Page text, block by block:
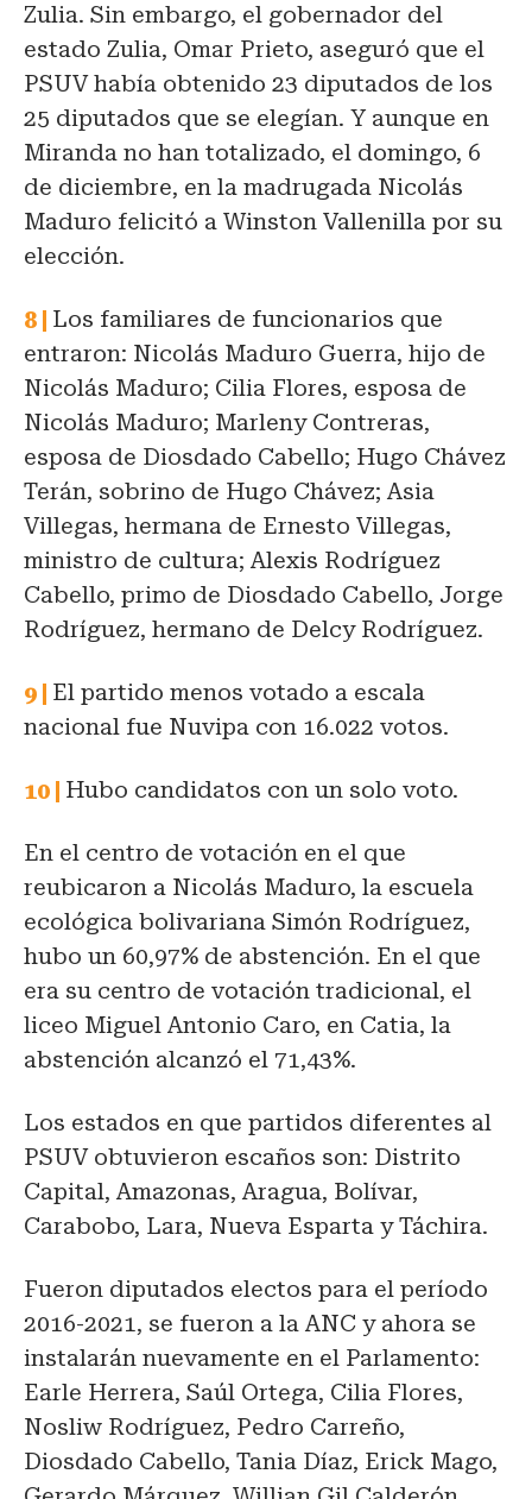
Zulia. Sin embargo, el gobernador del
estado Zulia, Omar Prieto, aseguró que el
PSUV había obtenido 23 diputados de los
25 diputados que se elegían. Y aunque en
Miranda no han totalizado, el domingo, 6
de diciembre, en la madrugada Nicolás
Maduro felicitó a Winston Vallenilla por su
elección.
Los familiares de funcionarios que
entraron: Nicolás Maduro Guerra, hijo de
Nicolás Maduro; Cilia Flores, esposa de
Nicolás Maduro; Marleny Contreras,
esposa de Diosdado Cabello; Hugo Chávez
Terán, sobrino de Hugo Chávez; Asia
Villegas, hermana de Ernesto Villegas,
ministro de cultura; Alexis Rodríguez
Cabello, primo de Diosdado Cabello, Jorge
Rodríguez, hermano de Delcy Rodríguez.
El partido menos votado a escala
nacional fue Nuvipa con 16.022 votos.
Hubo candidatos con un solo voto.
En el centro de votación en el que
reubicaron a Nicolás Maduro, la escuela
ecológica bolivariana Simón Rodríguez,
hubo un 60,97% de abstención. En el que
era su centro de votación tradicional, el
liceo Miguel Antonio Caro, en Catia, la
abstención alcanzó el 71,43%.
Los estados en que partidos diferentes al
PSUV obtuvieron escaños son: Distrito
Capital, Amazonas, Aragua, Bolívar,
Carabobo, Lara, Nueva Esparta y Táchira.
Fueron diputados electos para el período
2016-2021, se fueron a la ANC y ahora se
instalarán nuevamente en el Parlamento:
Earle Herrera, Saúl Ortega, Cilia Flores,
Nosliw Rodríguez, Pedro Carreño,
Diosdado Cabello, Tania Díaz, Erick Mago,